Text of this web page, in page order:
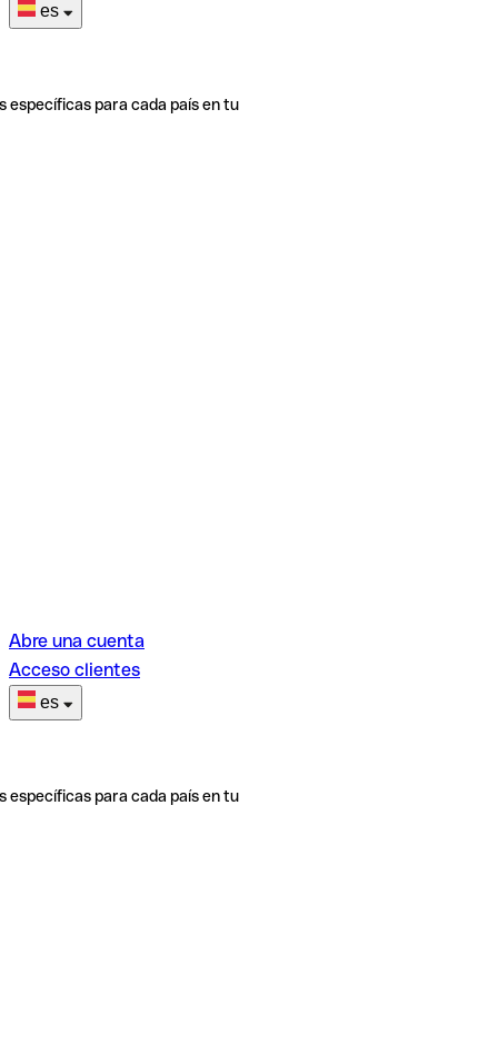
es
específicas para cada país en tu
Abre una cuenta
Acceso clientes
es
específicas para cada país en tu